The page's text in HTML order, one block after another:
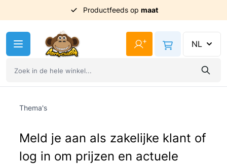
Productfeeds op maat
+ NL
Thema's
Meld je aan als zakelijke klant of
log in om prijzen en actuele